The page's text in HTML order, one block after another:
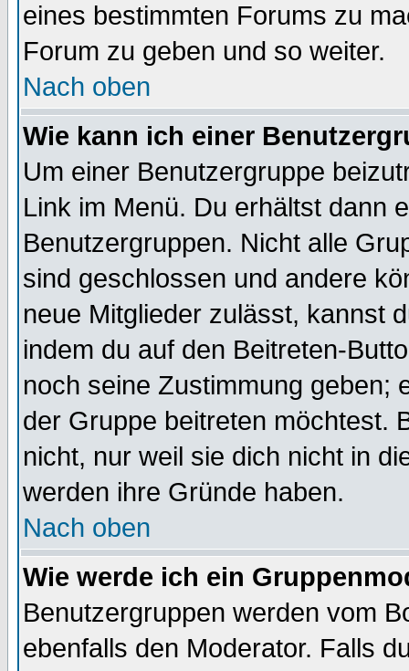
eines bestimmten Forums zu
Forum zu geben und so weiter.
Nach oben
Wie kann ich einer
Um einer Benutzergruppe
Link im Menü. Du erhältst dann
Benutzergruppen. Nicht alle
sind geschlossen und andere
neue Mitglieder zulässt, kannst
indem du auf den Beitreten-
noch seine Zustimmung geben;
der Gruppe beitreten möchtest.
nicht, nur weil sie dich nicht in
werden ihre Gründe haben.
Nach oben
Wie werde ich ein
Benutzergruppen werden vom
ebenfalls den Moderator. Falls